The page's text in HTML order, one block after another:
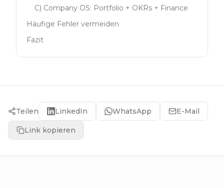
C) Company OS: Portfolio + OKRs + Finance
Häufige Fehler vermeiden
Fazit
Teilen LinkedIn WhatsApp E-Mail
Link kopieren